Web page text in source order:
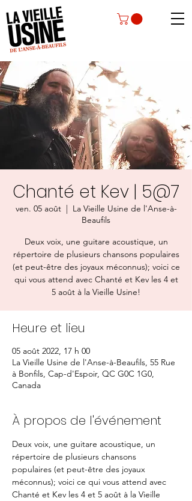
Chanté et Kev | 5@7
ven. 05 août
  |
La Vieille Usine de l'Anse-à-
Beaufils
Deux voix, une guitare acoustique, un
répertoire de plusieurs chansons populaires
(et peut-être des joyaux méconnus); voici ce
qui vous attend avec Chanté et Kev les 4 et
5 août à la Vieille Usine!
Heure et lieu
05 août 2022, 17 h 00
La Vieille Usine de l'Anse-à-Beaufils, 55 Rue
à Bonfils, Cap-d'Espoir, QC G0C 1G0,
Canada
À propos de l'événement
Deux voix, une guitare acoustique, un
répertoire de plusieurs chansons
populaires (et peut-être des joyaux
méconnus); voici ce qui vous attend avec
Chanté et Kev les 4 et 5 août à la Vieille